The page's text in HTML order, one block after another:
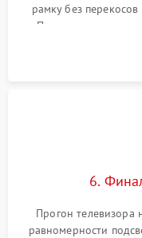
рамку без
Подключение
Сброс настроек и
6.
Прогон телевизора
равномерности